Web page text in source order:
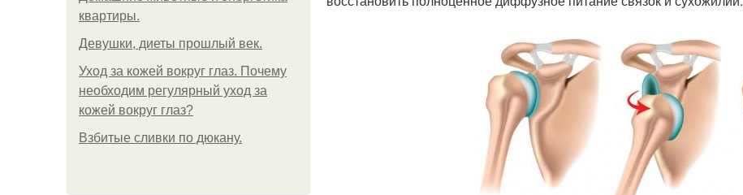
квартиры.
Девушки, диеты прошлый век.
Уход за кожей вокруг глаз. Почему
необходим регулярный уход за
кожей вокруг глаз?
Взбитые сливки по дюкану.